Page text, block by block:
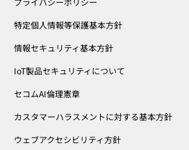
特定個人情報等保護基本方針
情報セキュリティ基本方針
IoT製品セキュリティについて
セコムAI倫理憲章
カスタマーハラスメントに対する基本方針
ウェブアクセシビリティ方針